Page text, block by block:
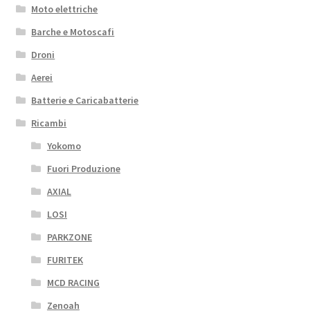
Moto elettriche
Barche e Motoscafi
Droni
Aerei
Batterie e Caricabatterie
Ricambi
Yokomo
Fuori Produzione
AXIAL
LOSI
PARKZONE
FURITEK
MCD RACING
Zenoah